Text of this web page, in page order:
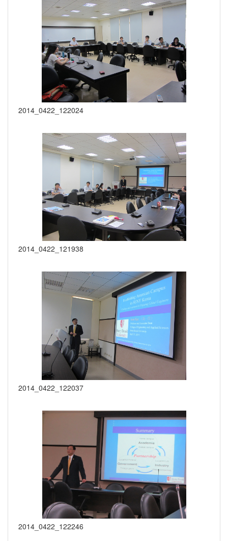
2014_0422_122024
2014_0422_121938
2014_0422_122037
2014_0422_122246